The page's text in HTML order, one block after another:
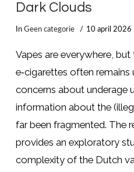
Dark Clouds
In Geen categorie 10 april 2026
Vapes are everywhere,
e‑cigarettes often remains
concerns about underage
information about the
far been fragmented. The
provides an exploratory
complexity of the Dutch